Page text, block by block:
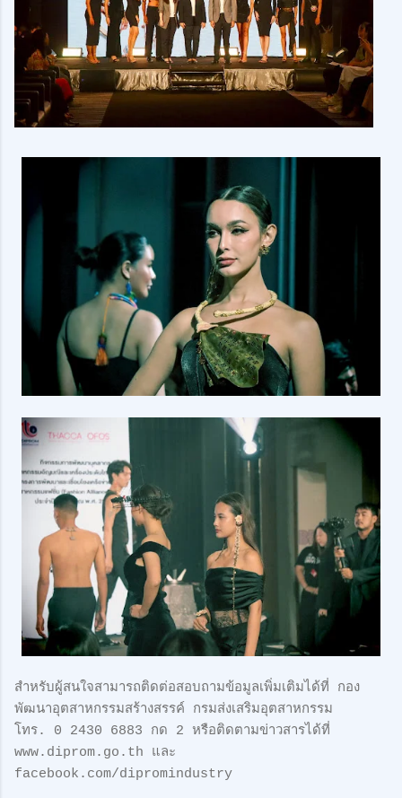
สำหรับผู้สนใจสามารถติดต่อสอบถามข้อมูลเพิ่มเติมได้ที่ กอง
พัฒนาอุตสาหกรรมสร้างสรรค์ กรมส่งเสริมอุตสาหกรรม
โทร. 0 2430 6883 กด 2 หรือติดตามข่าวสารได้ที่
www.diprom.go.th และ
facebook.com/dipromindustry